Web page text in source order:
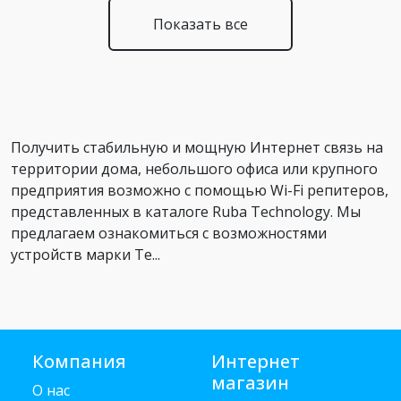
Показать все
Получить стабильную и мощную Интернет связь на
территории дома, небольшого офиса или крупного
предприятия возможно с помощью Wi-Fi репитеров,
представленных в каталоге Ruba Technology. Мы
предлагаем ознакомиться с возможностями
устройств марки Te...
Компания
О нас
Интернет
магазин